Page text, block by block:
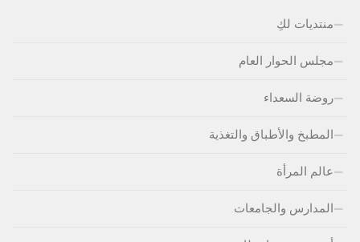
منتديات لكِ
مجلس الحوار العام
روضة السعداء
المطبخ والأطباق والتغذية
عالم المرأة
المدارس والجامعات